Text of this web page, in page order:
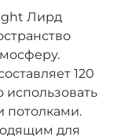
Лирд
120
использовать
потолками.
для